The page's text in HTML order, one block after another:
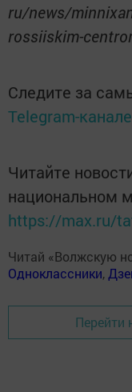
ru/news/
rossiiskim-
Следите за
Telegram-канале
Читайте
национальном
https://max.ru/
Читай «Волжскую
Одноклассники,
Перейти